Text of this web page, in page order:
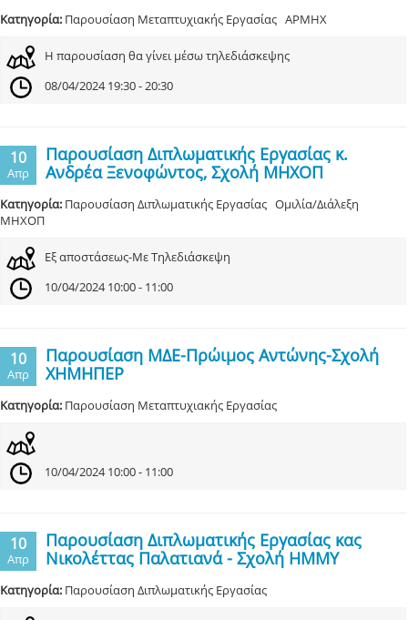
Κατηγορία: Παρουσίαση Μεταπτυχιακής Εργασίας ΑΡΜΗΧ
Η παρουσίαση θα γίνει μέσω τηλεδιάσκεψης
08/04/2024 19:30 - 20:30
10
Απρ
Παρουσίαση Διπλωματικής Εργασίας κ.
Ανδρέα Ξενοφώντος, Σχολή ΜΗΧΟΠ
Κατηγορία: Παρουσίαση Διπλωματικής Εργασίας Ομιλία/Διάλεξη
ΜΗΧΟΠ
Εξ αποστάσεως-Με Τηλεδιάσκεψη
10/04/2024 10:00 - 11:00
10
Απρ
Παρουσίαση ΜΔΕ-Πρώιμος Αντώνης-Σχολή
ΧΗΜΗΠΕΡ
Κατηγορία: Παρουσίαση Μεταπτυχιακής Εργασίας
10/04/2024 10:00 - 11:00
10
Απρ
Παρουσίαση Διπλωματικής Εργασίας κας
Νικολέττας Παλατιανά - Σχολή ΗΜΜΥ
Κατηγορία: Παρουσίαση Διπλωματικής Εργασίας